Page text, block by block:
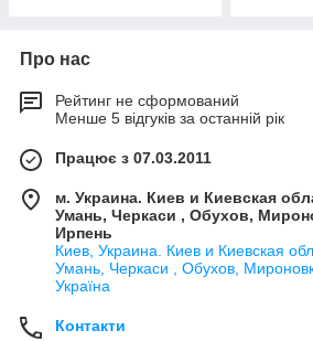
Про нас
Рейтинг не сформований
Менше 5 відгуків за останній рік
Працює з 07.03.2011
м. Украина. Киев и Киевская
Умань, Черкаси , Обухов,
Ирпень
Киев, Украина. Киев и Киевская
Умань, Черкаси , Обухов,
Україна
Контакти